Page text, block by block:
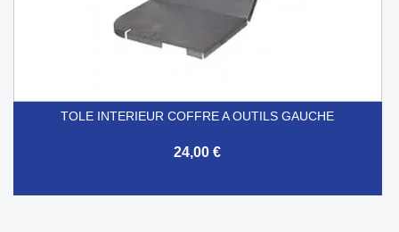
TOLE INTERIEUR COFFRE A OUTILS GAUCHE
24,00 €